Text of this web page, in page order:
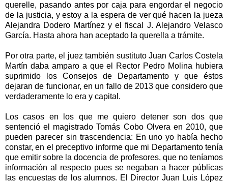
querelle, pasando antes por caja para engordar el negocio
de la justicia, y estoy a la espera de ver qué hacen la jueza
Alejandra Dodero Martínez y el fiscal J. Alejandro Velasco
García. Hasta ahora han aceptado la querella a trámite.
Por otra parte, el juez también sustituto Juan Carlos Costela
Martín daba amparo a que el Rector Pedro Molina hubiera
suprimido los Consejos de Departamento y que éstos
dejaran de funcionar, en un fallo de 2013 que considero que
verdaderamente lo era y capital.
Los casos en los que me quiero detener son dos que
sentenció el magistrado Tomás Cobo Olvera en 2010, que
pueden parecer sin trascendencia: En uno yo había hecho
constar, en el preceptivo informe que mi Departamento tenía
que emitir sobre la docencia de profesores, que no teníamos
información al respecto pues se negaban a hacer públicas
las encuestas de los alumnos. El Director Juan Luis López